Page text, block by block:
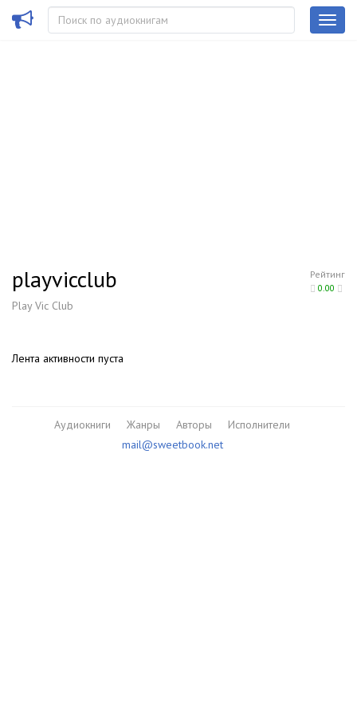
Рейтинг
0.00
playvicclub
Play Vic Club
Лента активности пуста
Аудиокниги Жанры Авторы
Исполнители
mail@sweetbook.net